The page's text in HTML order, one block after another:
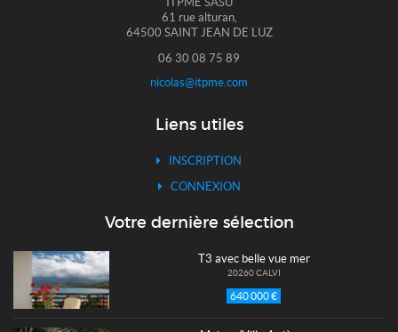
61 rue alturan,
64500 SAINT JEAN DE LUZ
06 30 08 75 89
nicolas@itpme.com
Liens utiles
INSCRIPTION
CONNEXION
Votre dernière sélection
T3 avec belle vue mer
20260 CALVI
640 000 €